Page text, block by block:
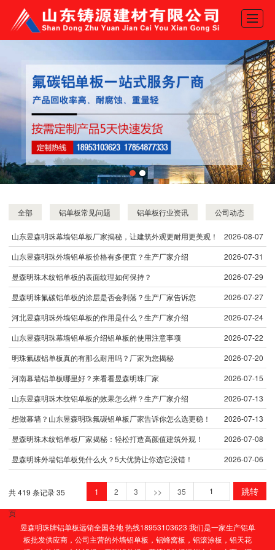
产品展示
关于我们
新闻动态
工程案例
推荐产品
联系我们
全部 铝单板常见问题 铝单板行业资讯 公司动态
2026-08-07
山东昱森明珠幕墙铝单板厂家揭秘，让建筑外观更耐用更美观！
2026-07-31
山东昱森明珠外墙铝单板价格有多便宜？生产厂家介绍
2026-07-29
昱森明珠木纹铝单板的表面纹理如何保持？
2026-07-27
昱森明珠氟碳铝单板的涂层是否会剥落？生产厂家告诉您
2026-07-24
河北昱森明珠外墙铝单板的作用是什么？生产厂家介绍
2026-07-22
山东昱森明珠幕墙铝单板介绍铝单板的使用注意事项
2026-07-20
明珠氟碳铝单板真的有那么耐用吗？厂家为您揭秘
2026-07-15
河南幕墙铝单板哪里好？来看看昱森明珠厂家
2026-07-13
山东昱森明珠木纹铝单板的效果怎么样？生产厂家介绍
2026-07-13
想做幕墙？山东昱森明珠氟碳铝单板厂家告诉你怎么选更稳！
2026-07-08
昱森明珠木纹铝单板厂家揭秘：轻松打造高颜值建筑外观！
2026-07-06
昱森明珠外墙铝单板凭什么火？5大优势让你选它没错！
共 419 条记录 35
页
1 2 3 >> 35 跳转
昱森明珠牌铝单板远销全国各地 热线18953103623 我们是一家生产铝单
板批发供应商，公司主营的外墙铝单板 ， 铝蜂窝板 ， 铝滚涂板 ， 铝天花